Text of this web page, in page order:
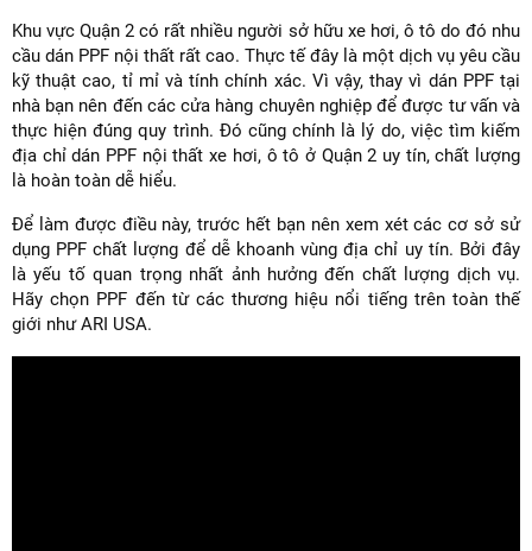
Khu vực Quận 2 có rất nhiều người sở hữu xe hơi, ô tô do đó nhu
cầu dán PPF nội thất rất cao. Thực tế đây là một dịch vụ yêu cầu
kỹ thuật cao, tỉ mỉ và tính chính xác. Vì vậy, thay vì dán PPF tại
nhà bạn nên đến các cửa hàng chuyên nghiệp để được tư vấn và
thực hiện đúng quy trình. Đó cũng chính là lý do, việc tìm kiếm
địa chỉ dán PPF nội thất xe hơi, ô tô ở Quận 2 uy tín, chất lượng
là hoàn toàn dễ hiểu.
Để làm được điều này, trước hết bạn nên xem xét các cơ sở sử
dụng PPF chất lượng để dễ khoanh vùng địa chỉ uy tín. Bởi đây
là yếu tố quan trọng nhất ảnh hưởng đến chất lượng dịch vụ.
Hãy chọn PPF đến từ các thương hiệu nổi tiếng trên toàn thế
giới như ARI USA.